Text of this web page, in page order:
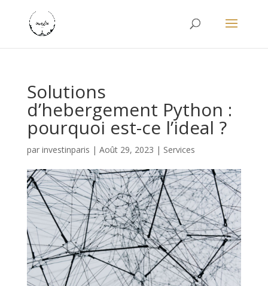
Solutions
d’hebergement Python :
pourquoi est-ce l’ideal ?
par investinparis | Août 29, 2023 | Services